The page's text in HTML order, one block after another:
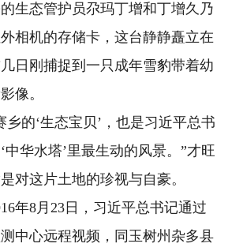
生态管护员尕玛丁增和丁增久乃
相机的存储卡，这台静静矗立在
日刚捕捉到一只成年雪豹带着幼
像。
的‘生态宝贝’，也是习近平总书
中华水塔’里最生动的风景。”才旺
对这片土地的珍视与自豪。
8月23日，习近平总书记通过
中心远程视频，同玉树州杂多县